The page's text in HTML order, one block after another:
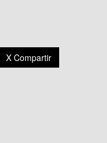
X Compartir